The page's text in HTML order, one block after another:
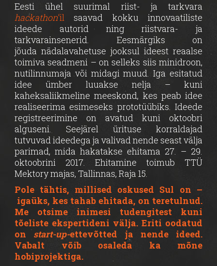
Eesti ühel suurimal riist- ja tarkvara
hackathon‘il saavad kokku innovaatiliste
ideede autorid ning riistvara- ja
tarkvarainsenerid. Eesmärgiks on
jõuda nädalavahetuse jooksul ideest reaalse
toimiva seadmeni – on selleks siis minidroon,
nutilinnumaja või midagi muud. Iga esitatud
idee ümber luuakse nelja – kuni
kaheksaliikmeline meeskond, kes peab idee
realiseerima esimeseks prototüübiks. Ideede
registreerimine on avatud kuni oktoobri
alguseni. Seejärel ürituse korraldajad
tutvuvad ideedega ja valivad nende seast välja
parimad, mida hakatakse ehitama 27. – 29.
oktoobrini 2017. Ehitamine toimub TTÜ
Mektory majas, Tallinnas, Raja 15.
Pole tähtis, millised oskused Sul on –
igaüks, kes tahab ehitada, on teretulnud.
Me otsime inimesi tudengitest kuni
tõeliste ekspertideni välja. Eriti oodatud
on start-up-ettevõtted ja nende ideed.
Vabalt võib osaleda ka mõne
hobiprojektiga.